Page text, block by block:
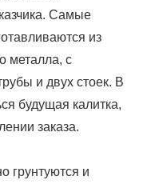
Самые
из
металла, с
и двух стоек. В
будущая калитка,
заказа.
грунтуются и